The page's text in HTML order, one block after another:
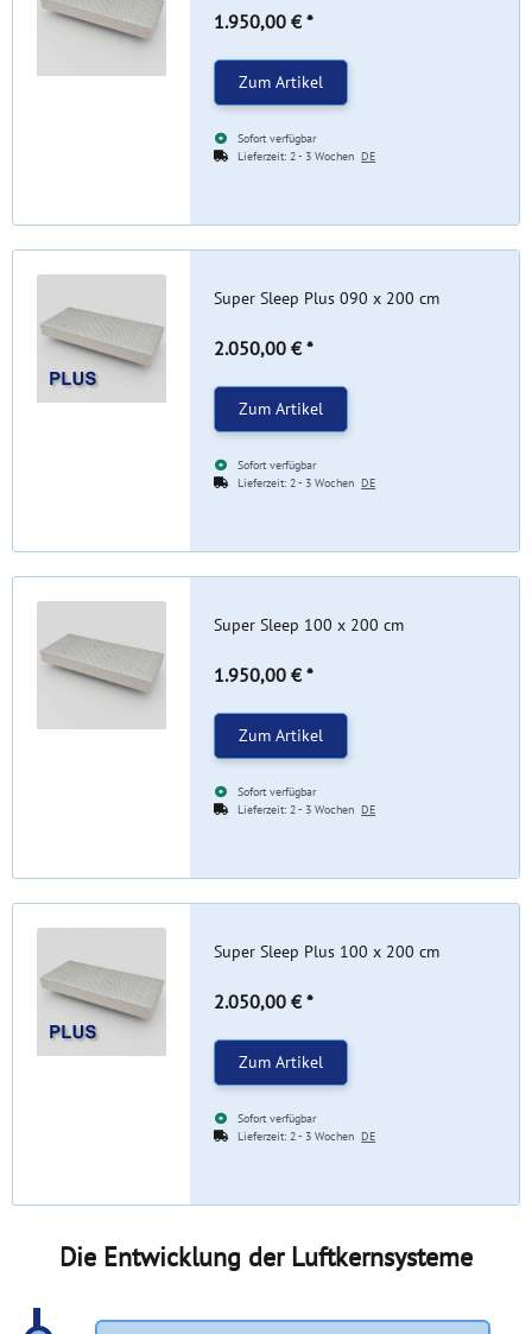
1.950,00 € *
Zum Artikel
Sofort verfügbar
Lieferzeit: 2 - 3 WochenDE
Super Sleep Plus 090 x 200 cm
2.050,00 € *
Zum Artikel
Sofort verfügbar
Lieferzeit: 2 - 3 WochenDE
Super Sleep 100 x 200 cm
1.950,00 € *
Zum Artikel
Sofort verfügbar
Lieferzeit: 2 - 3 WochenDE
Super Sleep Plus 100 x 200 cm
2.050,00 € *
Zum Artikel
Sofort verfügbar
Lieferzeit: 2 - 3 WochenDE
Die Entwicklung der Luftkernsysteme